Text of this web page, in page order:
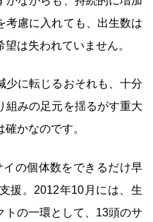
考慮に入れても、出生数は
は失われていません。
少に転じるおそれも、十分
組みの足元を揺るがす重大
かなのです。
の個体数をできるだけ早
援。2012年10月には、生
トの一環として、13頭のサ